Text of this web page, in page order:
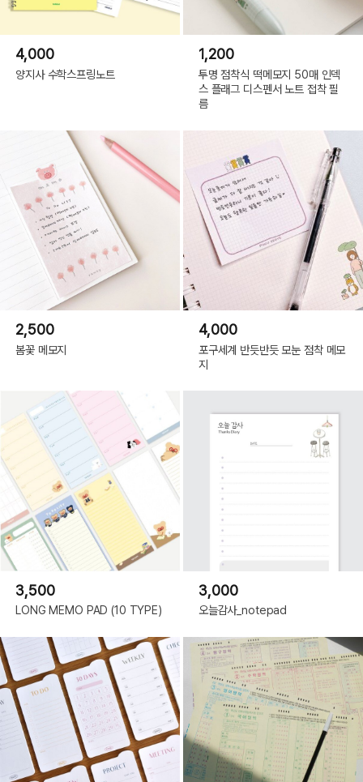
4,000
양지사 수학스프링노트
1,200
투명 점착식 떡메모지 50매 인덱
스 플래그 디스펜서 노트 접착 필
름
2,500
봄꽃 메모지
4,000
포구세계 반듯반듯 모눈 점착 메모
지
3,500
LONG MEMO PAD (10 TYPE)
3,000
오늘감사_notepad